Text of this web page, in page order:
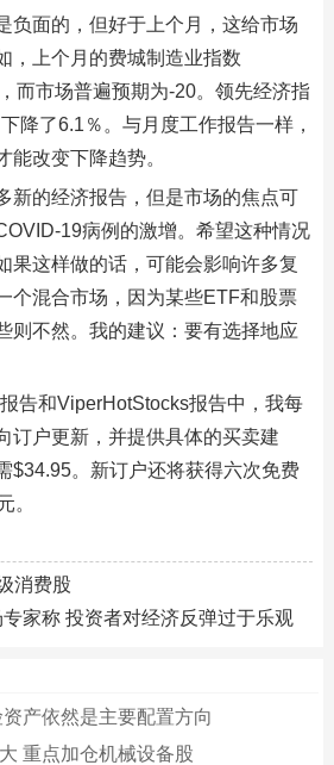
负面的，但好于上个月，这给市场
，上个月的费城制造业指数
而市场普遍预期为-20。领先经济指
降了6.1％。与月度工作报告一样，
能改变下降趋势。
新的经济报告，但是市场的焦点可
19病例的激增。希望这种情况
果这样做的话，可能会影响许多复
个混合市场，因为某些ETF和股票
则不然。我的建议：要有选择地应
告和ViperHotStocks报告中，我每
订户更新，并提供具体的买卖建
$34.95。新订户还将获得六次免费
。
消费股
家称 投资者对经济反弹过于乐观
产依然是主要配置方向
重点加仓机械设备股